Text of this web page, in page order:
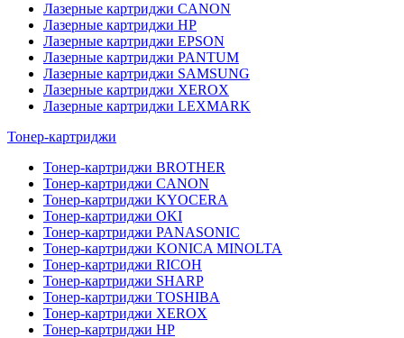
Лазерные картриджи CANON
Лазерные картриджи HP
Лазерные картриджи EPSON
Лазерные картриджи PANTUM
Лазерные картриджи SAMSUNG
Лазерные картриджи XEROX
Лазерные картриджи LEXMARK
Тонер-картриджи
Тонер-картриджи BROTHER
Тонер-картриджи CANON
Тонер-картриджи KYOCERA
Тонер-картриджи OKI
Тонер-картриджи PANASONIC
Тонер-картриджи KONICA MINOLTA
Тонер-картриджи RICOH
Тонер-картриджи SHARP
Тонер-картриджи TOSHIBA
Тонер-картриджи XEROX
Тонер-картриджи HP